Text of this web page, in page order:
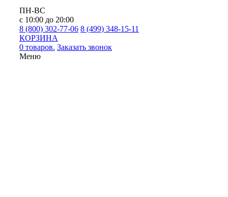
ПН-ВС
с 10:00 до 20:00
8 (800) 302-77-06 8 (499) 348-15-11
КОРЗИНА
0 товаров. Заказать звонок
Меню